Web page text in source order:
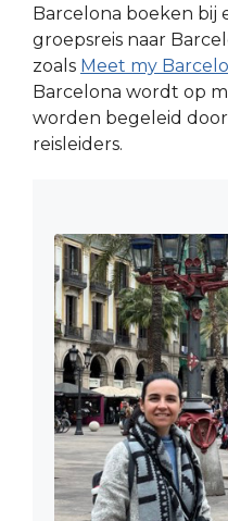
Barcelona boeken bij
groepsreis naar
zoals Meet my
Barcelona wordt op
worden begeleid
reisleiders.